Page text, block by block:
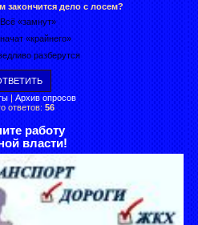
закончится дело с лосем?
Всё «замнут»
«крайнего»
разберутся
| Архив опросов
ответов: 56
работу
власти!